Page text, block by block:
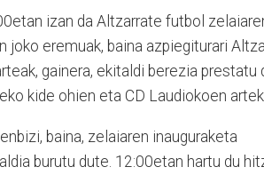
izan da Altzarrate futbol
joko eremuak, baina azpiegiturari
gainera, ekitaldi berezia
kide ohien eta CD Laudiokoen
baina, zelaiaren inauguraketa
burutu dute. 12:00etan hartu du